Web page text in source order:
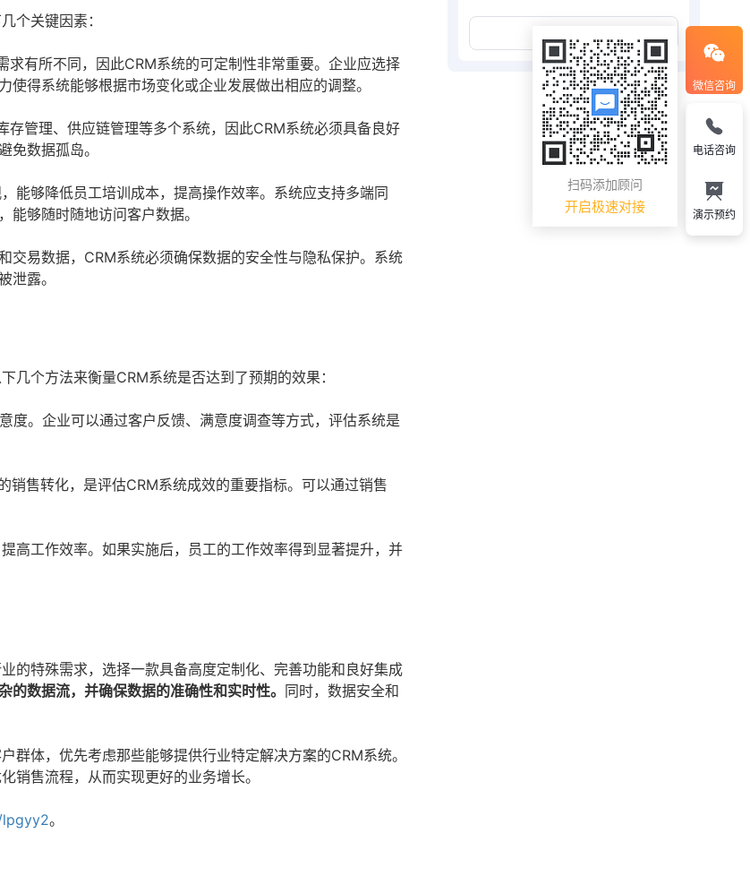
个关键因素：
求有所不同，因此CRM系统的可定制性非常重要。企业应选择
得系统能够根据市场变化或企业发展做出相应的调整。
存管理、供应链管理等多个系统，因此CRM系统必须具备良好
免数据孤岛。
能够降低员工培训成本，提高操作效率。系统应支持多端同
够随时随地访问客户数据。
交易数据，CRM系统必须确保数据的安全性与隐私保护。系统
泄露。
几个方法来衡量CRM系统是否达到了预期的效果：
度。企业可以通过客户反馈、满意度调查等方式，评估系统是
销售转化，是评估CRM系统成效的重要指标。可以通过销售
高工作效率。如果实施后，员工的工作效率得到显著提升，并
的特殊需求，选择一款具备高度定制化、完善功能和良好集成
数据流，并确保数据的准确性和实时性。 同时，数据安全和
体，优先考虑那些能够提供行业特定解决方案的CRM系统。
销售流程，从而实现更好的业务增长。
。
微信咨询
扫码添加顾问
开启极速对接
电话咨询
演示预约